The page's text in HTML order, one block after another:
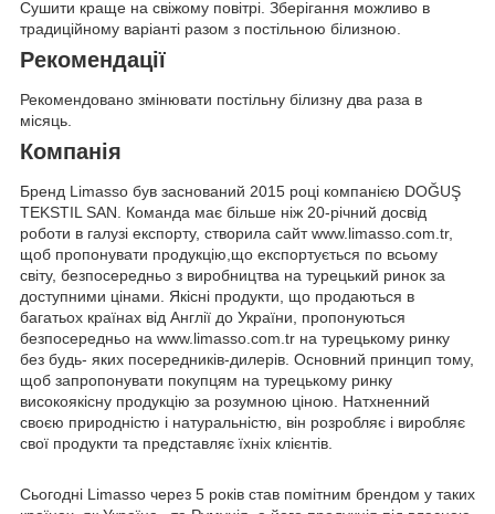
Сушити краще на свіжому повітрі. Зберігання можливо в
традиційному варіанті разом з постільною білизною.
Рекомендації
Рекомендовано змінювати постільну білизну два раза в
місяць.
Компанія
Бренд Limasso був заснований 2015 році компанією DOĞUŞ
TEKSTIL SAN. Команда має більше ніж 20-річний досвід
роботи в галузі експорту, створила сайт www.limasso.com.tr,
щоб пропонувати продукцію,що експортується по всьому
світу, безпосередньо з виробництва на турецький ринок за
доступними цінами. Якісні продукти, що продаються в
багатьох країнах від Англії до України, пропонуються
безпосередньо на www.limasso.com.tr на турецькому ринку
без будь- яких посередників-дилерів. Основний принцип тому,
щоб запропонувати покупцям на турецькому ринку
високоякісну продукцію за розумною ціною. Натхненний
своєю природністю і натуральністю, він розробляє і виробляє
свої продукти та представляє їхніх клієнтів.
Сьогодні Limasso через 5 років став помітним брендом у таких